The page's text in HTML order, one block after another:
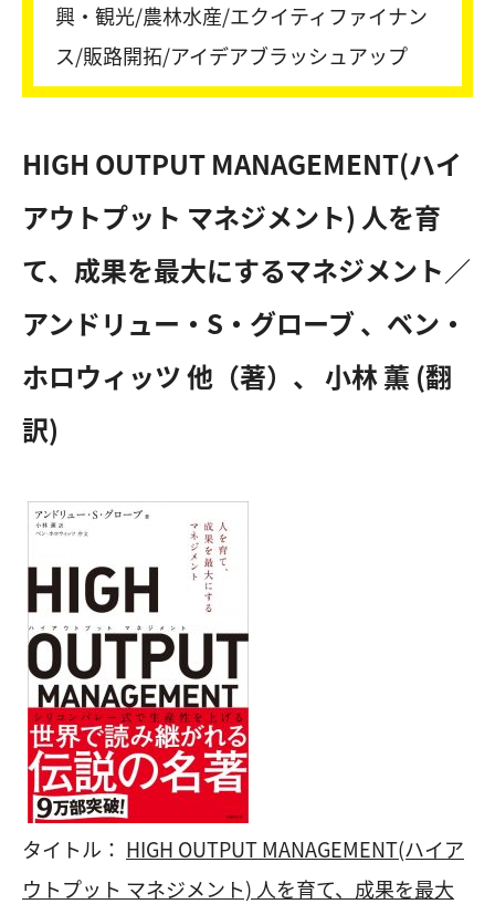
興・観光/農林水産/エクイティファイナン
ス/販路開拓/アイデアブラッシュアップ
HIGH OUTPUT MANAGEMENT(ハイ
アウトプット マネジメント) 人を育
て、成果を最大にするマネジメント／
アンドリュー・S・グローブ 、ベン・
ホロウィッツ 他（著）、 小林 薫 (翻
訳)
タイトル： HIGH OUTPUT MANAGEMENT(ハイア
ウトプット マネジメント) 人を育て、成果を最大